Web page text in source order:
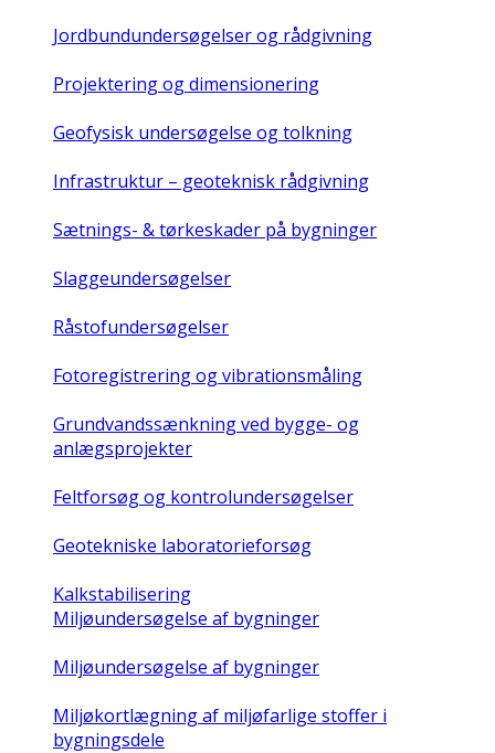
Jordbundundersøgelser og rådgivning
Projektering og dimensionering
Geofysisk undersøgelse og tolkning
Infrastruktur – geoteknisk rådgivning
Sætnings- & tørkeskader på bygninger
Slaggeundersøgelser
Råstofundersøgelser
Fotoregistrering og vibrationsmåling
Grundvandssænkning ved bygge- og
anlægsprojekter
Feltforsøg og kontrolundersøgelser
Geotekniske laboratorieforsøg
Kalkstabilisering
Miljøundersøgelse af bygninger
Miljøundersøgelse af bygninger
Miljøkortlægning af miljøfarlige stoffer i
bygningsdele